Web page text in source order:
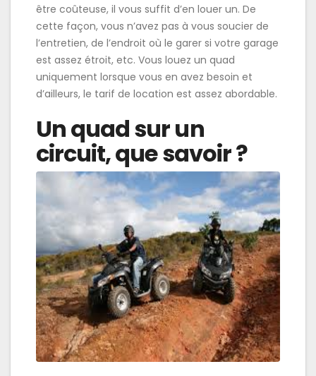
être coûteuse, il vous suffit d’en louer un. De
cette façon, vous n’avez pas à vous soucier de
l’entretien, de l’endroit où le garer si votre garage
est assez étroit, etc. Vous louez un quad
uniquement lorsque vous en avez besoin et
d’ailleurs, le tarif de location est assez abordable.
Un quad sur un
circuit, que savoir ?